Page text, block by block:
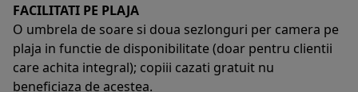
FACILITATI PE PLAJA
O umbrela de soare si doua sezlonguri per camera pe
plaja in functie de disponibilitate (doar pentru clientii
care achita integral); copiii cazati gratuit nu
beneficiaza de acestea.